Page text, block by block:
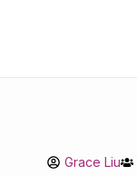
Grace Liu